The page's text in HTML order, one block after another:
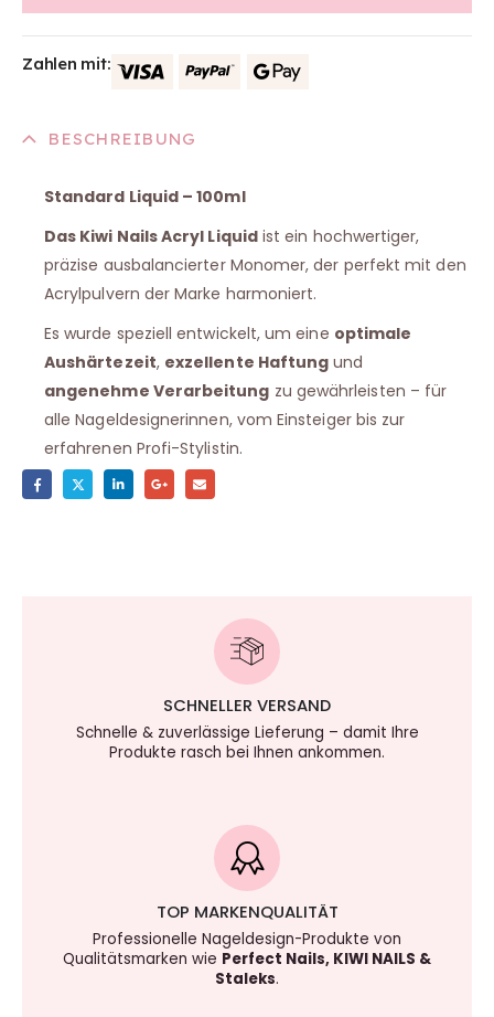
Zahlen mit:
BESCHREIBUNG
Standard Liquid – 100ml
Das Kiwi Nails Acryl Liquidist ein hochwertiger,
präzise ausbalancierter Monomer, der perfekt mit den
Acrylpulvern der Marke harmoniert.
Es wurde speziell entwickelt, um eine optimale
Aushärtezeit, exzellente Haftung und
angenehme Verarbeitung zu gewährleisten – für
alle Nageldesignerinnen, vom Einsteiger bis zur
erfahrenen Profi-Stylistin.
SCHNELLER VERSAND
Schnelle & zuverlässige Lieferung – damit Ihre
Produkte rasch bei Ihnen ankommen.
TOP MARKENQUALITÄT
Professionelle Nageldesign-Produkte von
Qualitätsmarken wie Perfect Nails, KIWI NAILS &
Staleks.